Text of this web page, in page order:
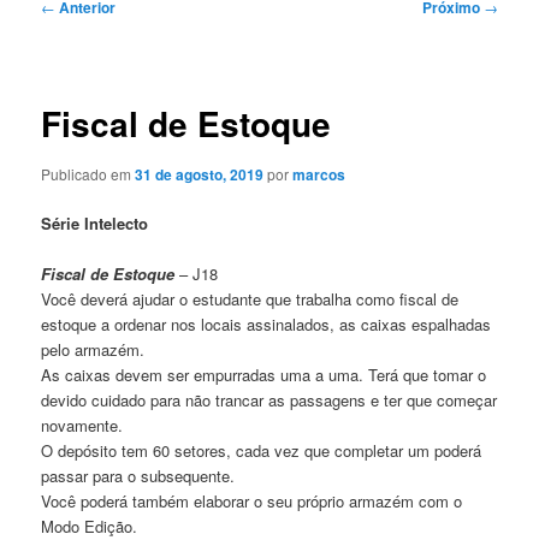
← Anterior Próximo →
Fiscal de Estoque
Publicado em31 de agosto, 2019pormarcos
Série Intelecto
Fiscal de Estoque – J18
Você deverá ajudar o estudante que trabalha como fiscal de
estoque a ordenar nos locais assinalados, as caixas espalhadas
pelo armazém.
As caixas devem ser empurradas uma a uma. Terá que tomar o
devido cuidado para não trancar as passagens e ter que começar
novamente.
O depósito tem 60 setores, cada vez que completar um poderá
passar para o subsequente.
Você poderá também elaborar o seu próprio armazém com o
Modo Edição.